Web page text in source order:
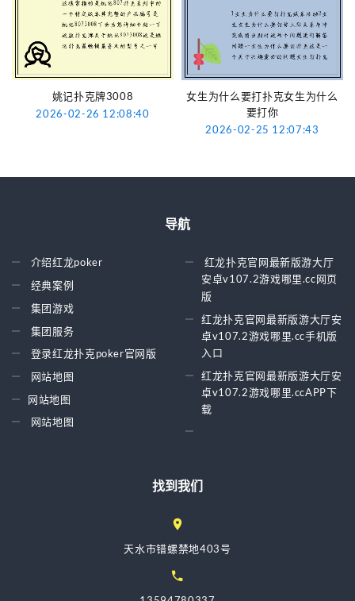
姚记扑克牌3008
2026-02-26 12:08:40
女生为什么要打扑克女生为什么
要打你
2026-02-25 12:07:43
导航
介绍红龙poker
经典案例
集团游戏
集团服务
登录红龙扑克poker官网版
网站地图
网站地图
网站地图
红龙扑克官网最新版游大厅
安卓v107.2游戏哪里.cc网页
版
红龙扑克官网最新版游大厅安
卓v107.2游戏哪里.cc手机版
入口
红龙扑克官网最新版游大厅安
卓v107.2游戏哪里.ccAPP下
载
找到我们
天水市错螺禁地403号